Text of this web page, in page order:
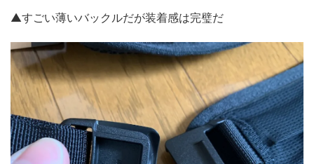
▲すごい薄いバックルだが装着感は完璧だ